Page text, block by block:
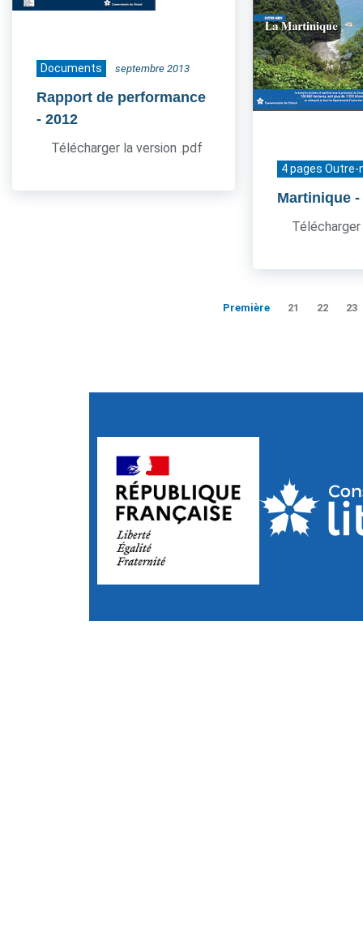
Documents septembre 2013
Rapport de performance
- 2012
Télécharger la version .pdf
4 pages Outre-
Martinique -
Première 21 22 23